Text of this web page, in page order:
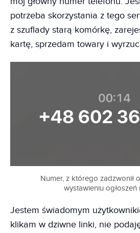
potrzeba skorzystania z tego
z szuflady starą komórkę,
kartę, sprzedam towary i
Numer, z którego zadzwonił
wystawieniu ogłoszeń
Jestem świadomym
klikam w dziwne linki, nie